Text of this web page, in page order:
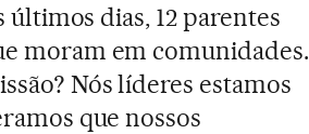
últimos dias, 12 parentes
moram em comunidades.
Nós líderes estamos
que nossos